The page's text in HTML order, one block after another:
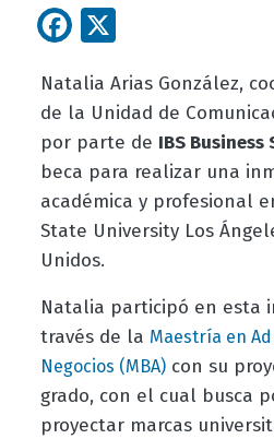
Facebook
Natalia Arias González,
de la Unidad de
por parte de IBS Business
beca para realizar una
académica y profesional
State University Los
Unidos.
Natalia participó en esta
través de la Maestría en
Negocios (MBA)con su
grado, con el cual busca
proyectar marcas